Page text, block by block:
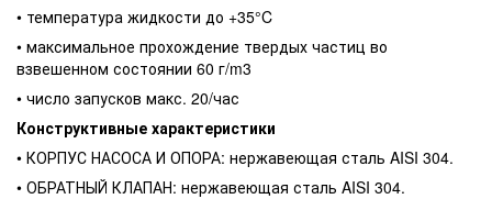
• температура жидкости до +35°C
• максимальное прохождение твердых частиц во
взвешенном состоянии 60 г/m3
• число запусков макс. 20/час
Конструктивные характеристики
• КОРПУС НАСОСА И ОПОРА: нержавеющая сталь AISI 304.
• ОБРАТНЫЙ КЛАПАН: нержавеющая сталь AISI 304.